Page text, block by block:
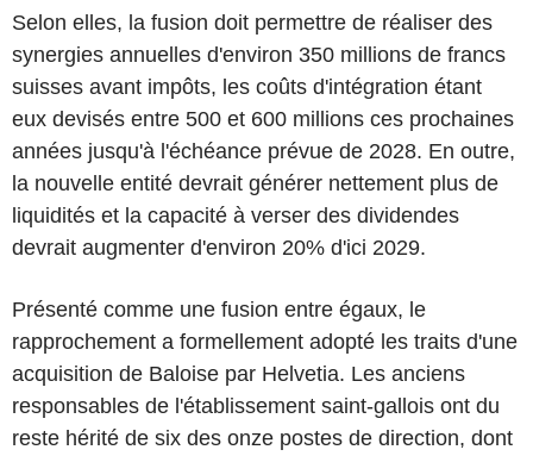
Selon elles, la fusion doit permettre de réaliser des
synergies annuelles d'environ 350 millions de francs
suisses avant impôts, les coûts d'intégration étant
eux devisés entre 500 et 600 millions ces prochaines
années jusqu'à l'échéance prévue de 2028. En outre,
la nouvelle entité devrait générer nettement plus de
liquidités et la capacité à verser des dividendes
devrait augmenter d'environ 20% d'ici 2029.
Présenté comme une fusion entre égaux, le
rapprochement a formellement adopté les traits d'une
acquisition de Baloise par Helvetia. Les anciens
responsables de l'établissement saint-gallois ont du
reste hérité de six des onze postes de direction, dont